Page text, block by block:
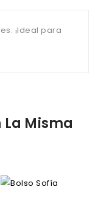
¡Ideal para
La Misma